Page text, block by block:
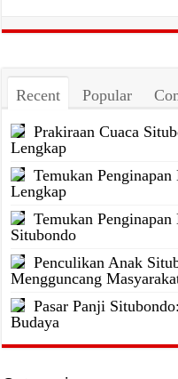
Recent Popular
Prakiraan Cuaca
Lengkap
Temukan
Lengkap
Temukan
Situbondo
Penculikan Anak
Mengguncang
Pasar Panji
Budaya